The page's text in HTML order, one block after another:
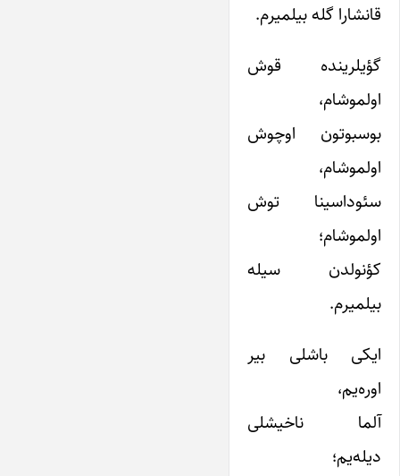
قانشارا گله بیلمیرم.
گؤیلرینده قوش
اولموشام،
بوسبوتون اوچوش
اولموشام،
سئوداسینا توش
اولموشام؛
کؤنولدن سیله
بیلمیرم.
ایکی باشلی بیر
اوره‌یم،
آلما ناخیشلی
دیله‌یم؛